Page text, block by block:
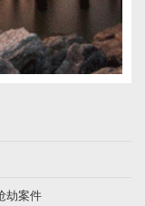
劫案件